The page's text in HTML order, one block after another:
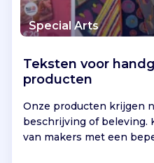
Special Arts
Teksten voor
producten
Onze producten krijgen
beschrijving of beleving.
van makers met een